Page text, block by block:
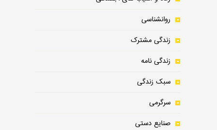
روانشناسی
زندگی مشترک
زندگی نامه
سبک زندگی
سرگرمی
صنایع دستی